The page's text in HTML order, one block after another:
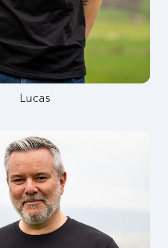
Lucas